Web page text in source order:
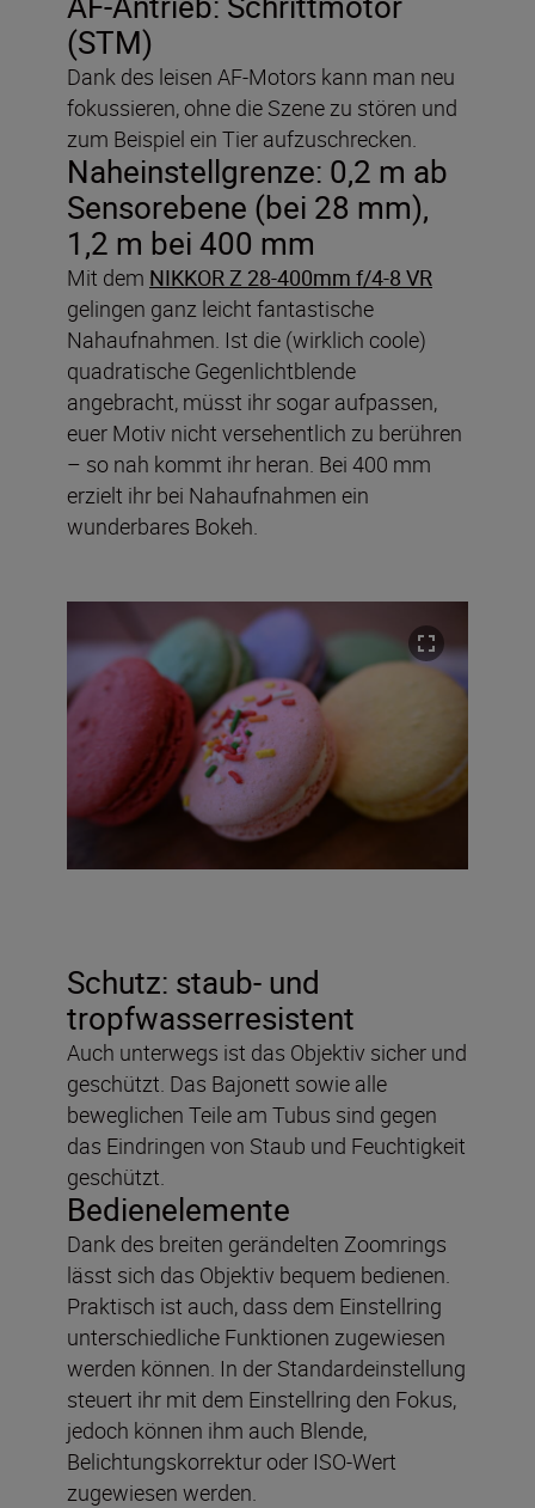
(STM)
Dank des leisen AF-Motors kann man neu
fokussieren, ohne die Szene zu stören und
zum Beispiel ein Tier aufzuschrecken.
Naheinstellgrenze: 0,2 m ab
Sensorebene (bei 28 mm),
1,2 m bei 400 mm
Mit dem NIKKOR Z 28-400mm f/4-8 VR
gelingen ganz leicht fantastische
Nahaufnahmen. Ist die (wirklich coole)
quadratische Gegenlichtblende
angebracht, müsst ihr sogar aufpassen,
euer Motiv nicht versehentlich zu berühren
– so nah kommt ihr heran. Bei 400 mm
erzielt ihr bei Nahaufnahmen ein
wunderbares Bokeh.
Schutz: staub- und
tropfwasserresistent
Auch unterwegs ist das Objektiv sicher und
geschützt. Das Bajonett sowie alle
beweglichen Teile am Tubus sind gegen
das Eindringen von Staub und Feuchtigkeit
geschützt.
Bedienelemente
Dank des breiten gerändelten Zoomrings
lässt sich das Objektiv bequem bedienen.
Praktisch ist auch, dass dem Einstellring
unterschiedliche Funktionen zugewiesen
werden können. In der Standardeinstellung
steuert ihr mit dem Einstellring den Fokus,
jedoch können ihm auch Blende,
Belichtungskorrektur oder ISO-Wert
zugewiesen werden.